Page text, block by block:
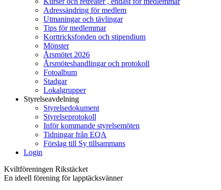
Adressändring för medlem
Utmaningar och tävlingar
Tips för medlemmar
Korttricksfonden och stipendium
Mönster
Årsmötet 2026
Årsmöteshandlingar och protokoll
Fotoalbum
Stadgar
Lokalgrupper
Styrelseavdelning
Styrelsedokument
Styrelseprotokoll
Inför kommande styrelsemöten
Tidningar från EQA
Förslag till Sy tillsammans
Login
Kviltföreningen Rikstäcket
En ideell förening för lapptäcksvänner